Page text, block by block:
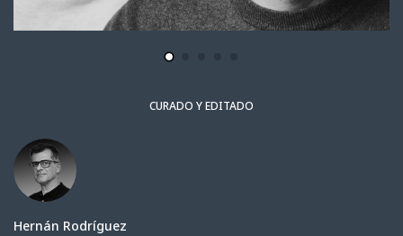
CURADO Y EDITADO
Hernán Rodríguez